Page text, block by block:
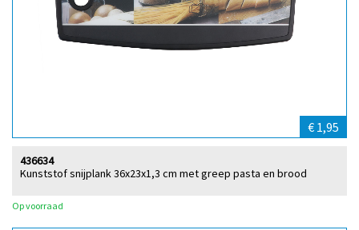
€ 1,95
Kunststof snijplank 36x23x1,3 cm met greep pasta en brood
436634
Op voorraad